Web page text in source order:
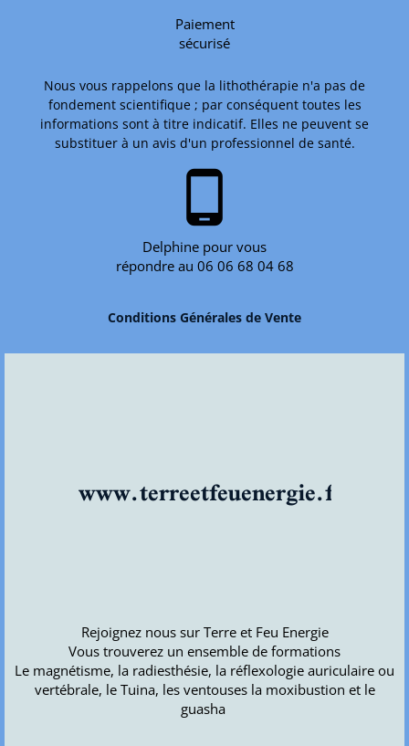
Paiement
sécurisé
Nous vous rappelons que la lithothérapie n'a pas de
fondement scientifique ; par conséquent toutes les
informations sont à titre indicatif. Elles ne peuvent se
substituer à un avis d'un professionnel de santé.
phone_android
Delphine pour vous
répondre au 06 06 68 04 68
Conditions Générales de Vente
www.terreetfeuenergie.fr
Rejoignez nous sur Terre et Feu Energie
Vous trouverez un ensemble de formations
Le magnétisme, la radiesthésie, la réflexologie auriculaire ou
vertébrale, le Tuina, les ventouses la moxibustion et le
guasha